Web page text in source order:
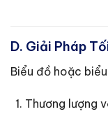
D. Giải Pháp
Biểu đồ hoặc
Thương lượng